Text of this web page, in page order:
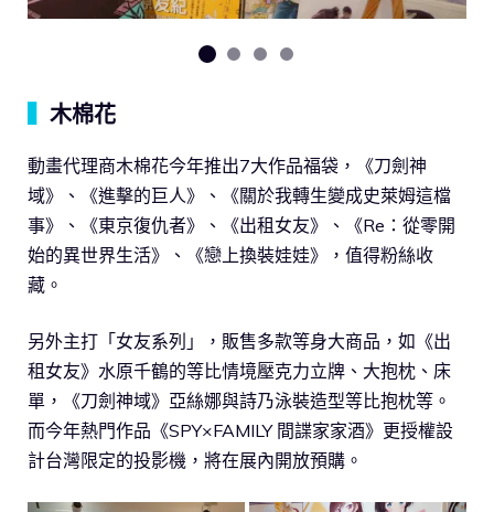
木棉花
動畫代理商木棉花今年推出7大作品福袋，《刀劍神
域》、《進擊的巨人》、《關於我轉生變成史萊姆這檔
事》、《東京復仇者》、《出租女友》、《Re：從零開
始的異世界生活》、《戀上換裝娃娃》，值得粉絲收
藏。
另外主打「女友系列」，販售多款等身大商品，如《出
租女友》水原千鶴的等比情境壓克力立牌、大抱枕、床
單，《刀劍神域》亞絲娜與詩乃泳裝造型等比抱枕等。
而今年熱門作品《SPY×FAMILY 間諜家家酒》更授權設
計台灣限定的投影機，將在展內開放預購。